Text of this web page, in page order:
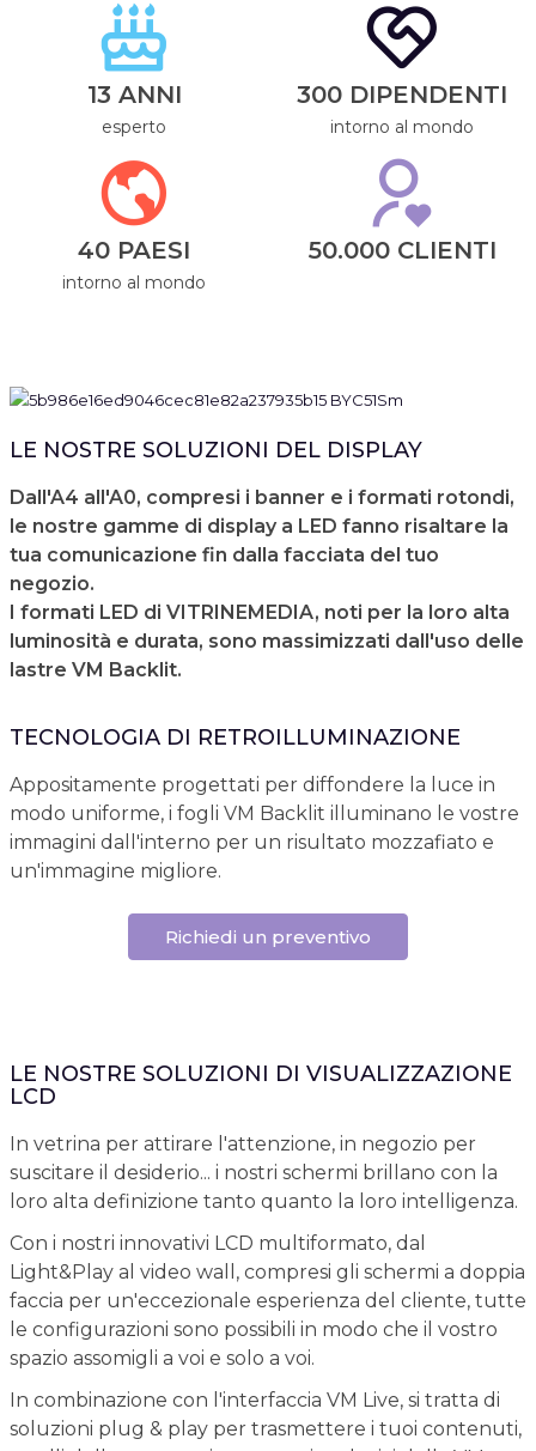
13 ANNI
esperto
300 DIPENDENTI
intorno al mondo
40 PAESI
intorno al mondo
50.000 CLIENTI
LE NOSTRE SOLUZIONI DEL DISPLAY
Dall'A4 all'A0, compresi i banner e i formati rotondi,
le nostre gamme di display a LED fanno risaltare la
tua comunicazione fin dalla facciata del tuo
negozio.
I formati LED di VITRINEMEDIA, noti per la loro alta
luminosità e durata, sono massimizzati dall'uso delle
lastre VM Backlit.
TECNOLOGIA DI RETROILLUMINAZIONE
Appositamente progettati per diffondere la luce in
modo uniforme, i fogli VM Backlit illuminano le vostre
immagini dall'interno per un risultato mozzafiato e
un'immagine migliore.
Richiedi un preventivo
LE NOSTRE SOLUZIONI DI VISUALIZZAZIONE
LCD
In vetrina per attirare l'attenzione, in negozio per
suscitare il desiderio... i nostri schermi brillano con la
loro alta definizione tanto quanto la loro intelligenza.
Con i nostri innovativi LCD multiformato, dal
Light&Play al video wall, compresi gli schermi a doppia
faccia per un'eccezionale esperienza del cliente, tutte
le configurazioni sono possibili in modo che il vostro
spazio assomigli a voi e solo a voi.
In combinazione con l'interfaccia VM Live, si tratta di
soluzioni plug & play per trasmettere i tuoi contenuti,